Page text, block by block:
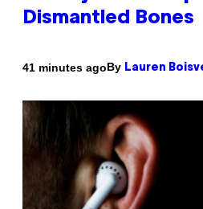
Dismantled Bones
41 minutes agoBy Lauren